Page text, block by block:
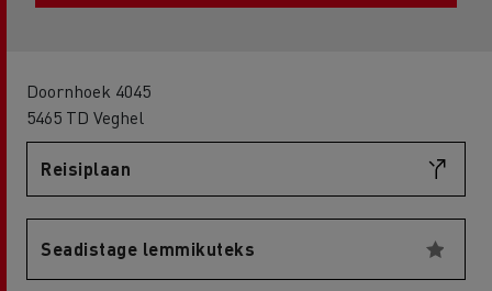
Doornhoek 4045
5465 TD Veghel
Reisiplaan
Seadistage lemmikuteks